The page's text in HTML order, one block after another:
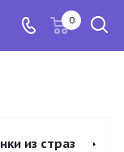
0
из страз